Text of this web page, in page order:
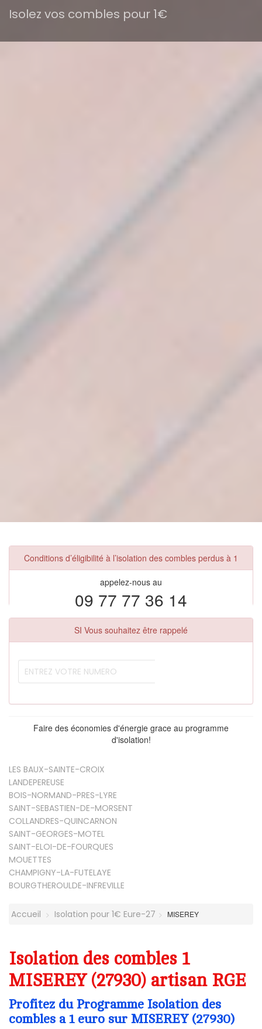
Isolez vos combles pour 1€
Conditions d’éligibilité à l’isolation des combles perdus à 1
appelez-nous au
09 77 77 36 14
SI Vous souhaitez être rappelé
Faire des économies d'énergie grace au programme
d'isolation!
LES BAUX-SAINTE-CROIX
LANDEPEREUSE
BOIS-NORMAND-PRES-LYRE
SAINT-SEBASTIEN-DE-MORSENT
COLLANDRES-QUINCARNON
SAINT-GEORGES-MOTEL
SAINT-ELOI-DE-FOURQUES
MOUETTES
CHAMPIGNY-LA-FUTELAYE
BOURGTHEROULDE-INFREVILLE
Accueil Isolation pour 1€ Eure-27 MISEREY
Isolation des combles 1
MISEREY (27930) artisan RGE
Profitez du Programme Isolation des
combles a 1 euro sur MISEREY (27930)